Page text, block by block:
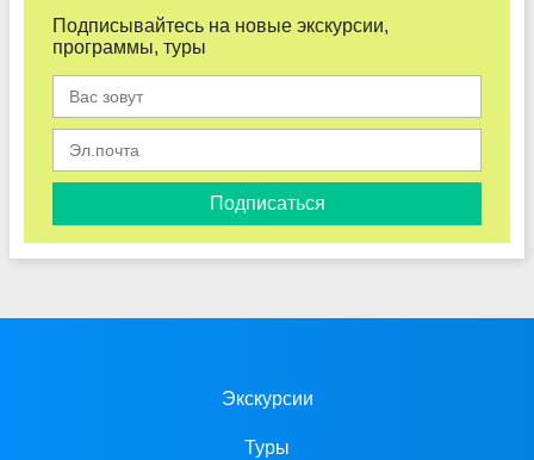
Подписывайтесь на новые экскурсии,
программы, туры
Подписаться
Экскурсии
Туры